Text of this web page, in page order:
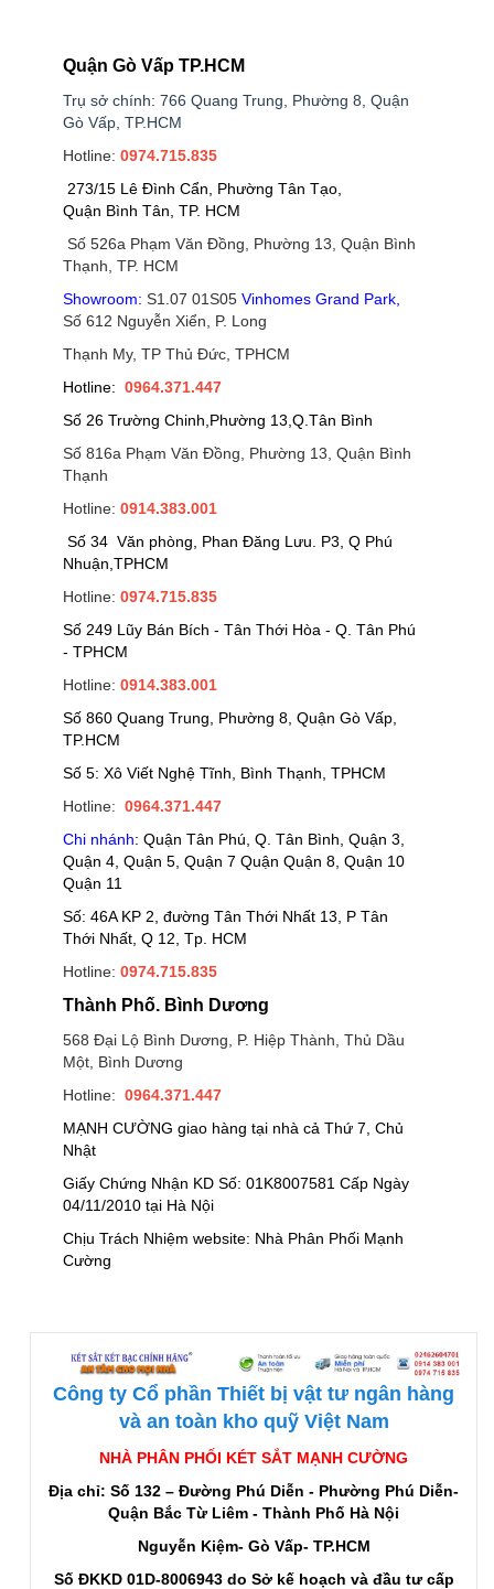
Quận Gò Vấp TP.HCM
Trụ sở chính: 766 Quang Trung, Phường 8, Quận
Gò Vấp, TP.HCM
Hotline: 0974.715.835
273/15 Lê Đình Cẩn, Phường Tân Tạo,
Quận Bình Tân, TP. HCM
Số 526a Phạm Văn Đồng, Phường 13, Quận Bình
Thạnh, TP. HCM
Showroom: S1.07 01S05 Vinhomes Grand Park
Số 612 Nguyễn Xiển, P. Long
Thạnh My, TP Thủ Đức, TPHCM
Hotline: 0964.371.447
Số 26 Trường Chinh,Phường 13,Q.Tân Bình
Số 816a Phạm Văn Đồng, Phường 13, Quận Bình
Thạnh
Hotline: 0914.383.001
Số 34 Văn phòng, Phan Đăng Lưu. P3, Q Phú
Nhuận,TPHCM
Hotline: 0974.715.835
Số 249 Lũy Bán Bích - Tân Thới Hòa - Q. Tân Phú
- TPHCM
Hotline: 0914.383.001
Số 860 Quang Trung, Phường 8, Quận Gò Vấp,
TP.HCM
Số 5: Xô Viết Nghệ Tĩnh, Bình Thạnh, TPHCM
Hotline: 0964.371.447
Chi nhánh: Quận Tân Phú, Q. Tân Bình, Quận 3,
Quận 4, Quận 5, Quận 7 Quận Quận 8, Quận 10
Quận 11
Số: 46A KP 2, đường Tân Thới Nhất 13, P Tân
Thới Nhất, Q 12, Tp. HCM
Hotline: 0974.715.835
Thành Phố. Bình Dương
568 Đại Lộ Bình Dương, P. Hiệp Thành, Thủ Dầu
Một, Bình Dương
Hotline: 0964.371.447
MẠNH CƯỜNG giao hàng tại nhà cả Thứ 7, Chủ
Nhật
Giấy Chứng Nhận KD Số: 01K8007581 Cấp Ngày
04/11/2010 tại Hà Nội
Chịu Trách Nhiệm website: Nhà Phân Phối Mạnh
Cường
Công ty Cổ phần Thiết bị vật tư ngân hàng
và an toàn kho quỹ Việt Nam
NHÀ PHÂN PHỐI KÉT SẮT MẠNH CƯỜNG
Địa chỉ: Số 132 – Đường Phú Diễn - Phường Phú Diễn-
Quận Bắc Từ Liêm - Thành Phố Hà Nội
Nguyễn Kiệm- Gò Vấp- TP.HCM
Số ĐKKD 01D-8006943 do Sở kế hoạch và đầu tư cấp